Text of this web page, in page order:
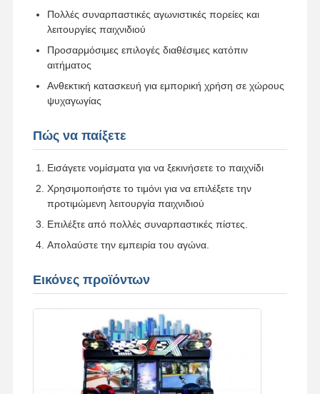
μηχανή γυμναστικής
Μηχανή παιχνιδιών νυχιών
μηχανή παιχνιδιού που σπρώχνει νομίσματα
Εργαλεία μαλακού παιδικού χώρου
Μοτοσυκλετιστή παιχνιδιού
Προσομοιωτής VR 360
Πυροβολιστικό VR Arcade
VR κινηματογράφος
αυτοκίνητο προφυλακτήρων
VR προσομοιωτής αγώνων αυτοκινήτων
Πολλές συναρπαστικές αγωνιστικές πορείες και
λειτουργίες παιχνιδιού
Προσαρμόσιμες επιλογές διαθέσιμες κατόπιν
αιτήματος
Ανθεκτική κατασκευή για εμπορική χρήση σε χώρους
ψυχαγωγίας
Πώς να παίξετε
Εισάγετε νομίσματα για να ξεκινήσετε το παιχνίδι
Χρησιμοποιήστε το τιμόνι για να επιλέξετε την
προτιμώμενη λειτουργία παιχνιδιού
Επιλέξτε από πολλές συναρπαστικές πίστες.
Απολαύστε την εμπειρία του αγώνα.
Εικόνες προϊόντων